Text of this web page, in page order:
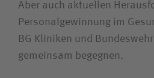
Aber auch aktuellen
Personalgewinnung im
BG Kliniken und
gemeinsam begegnen.